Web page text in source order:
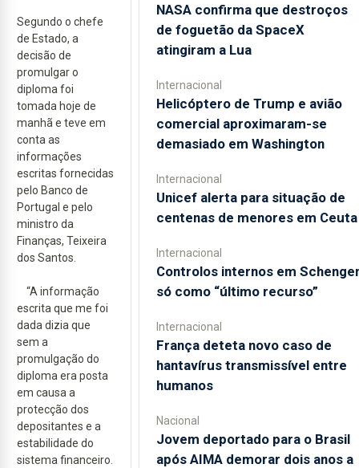
Segundo o chefe
de Estado, a
decisão de
promulgar o
diploma foi
tomada hoje de
manhã e teve em
conta as
informações
escritas fornecidas
pelo Banco de
Portugal e pelo
ministro da
Finanças, Teixeira
dos Santos.
“A informação
escrita que me foi
dada dizia que
sem a
promulgação do
diploma era posta
em causa a
protecção dos
depositantes e a
estabilidade do
sistema financeiro.
NASA confirma que destroços
de foguetão da SpaceX
atingiram a Lua
Internacional
Helicóptero de Trump e avião
comercial aproximaram-se
demasiado em Washington
Internacional
Unicef alerta para situação de
centenas de menores em Ceuta
Internacional
Controlos internos em
só como “último recurso”
Internacional
França deteta novo caso de
hantavírus transmissível entre
humanos
Nacional
Jovem deportado para o Brasil
após AIMA demorar dois anos a